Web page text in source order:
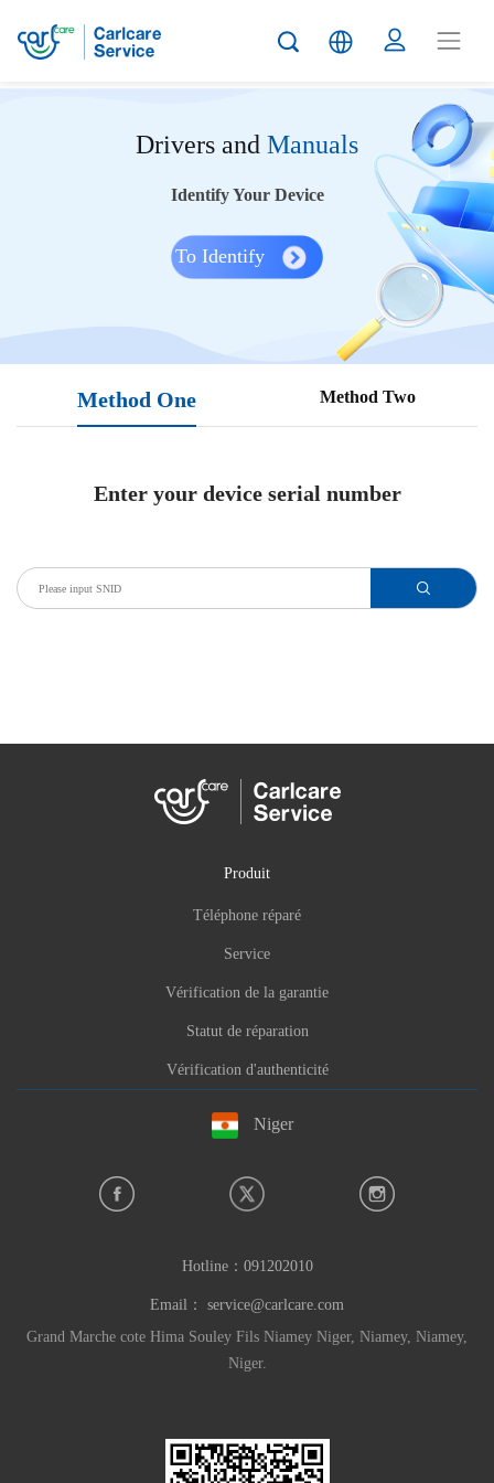
Drivers and Manuals
Identify Your Device
To Identify
Method One Method Two
Enter your device serial number
Produit
Téléphone réparé
Service
Vérification de la garantie
Statut de réparation
Vérification d'authenticité
Niger
Hotline： 091202010
Email： service@carlcare.com
Grand Marche cote Hima Souley Fils Niamey Niger, Niamey, Niamey,
Niger.